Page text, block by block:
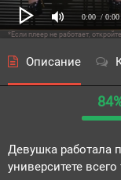
0:00 / 0:00
*Если плеер не работает,
Описание
Девушка работала
университете